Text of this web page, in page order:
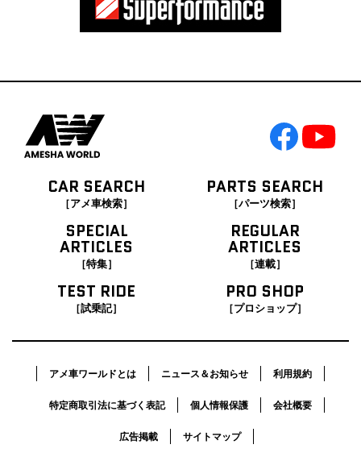
CAR SEARCH
［アメ車検索］
PARTS SEARCH
［パーツ検索］
SPECIAL
ARTICLES
［特集］
REGULAR
ARTICLES
［連載］
TEST RIDE
［試乗記］
PRO SHOP
［プロショップ］
アメ車ワールドとは ニュース＆お知らせ 利用規約
特定商取引法に基づく表記 個人情報保護 会社概要
広告掲載 サイトマップ